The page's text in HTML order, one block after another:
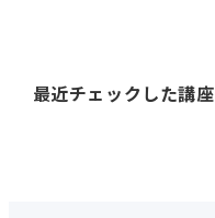
最近チェックした講座